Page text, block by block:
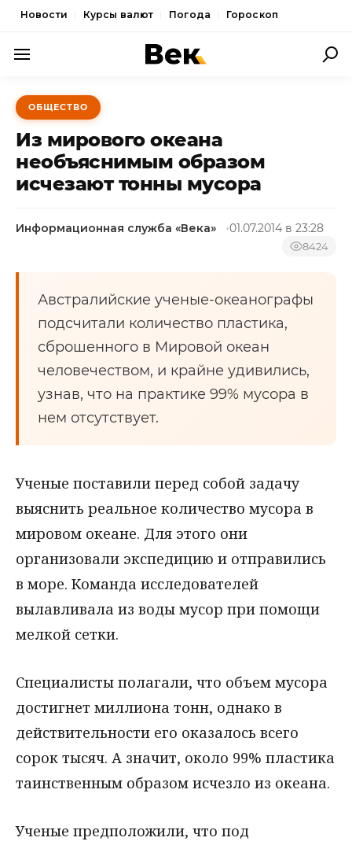
Новости Курсы валют Погода Гороскоп
ПОЛИТИКА
ЭКОНОМИКА
ОБЩЕСТВО
СПОРТ
ОБЩЕСТВО
Из мирового океана
необъяснимым образом
исчезают тонны мусора
Информационная служба «Века» 01.07.2014 в 23:28
8424
Австралийские ученые-океанографы
подсчитали количество пластика,
сброшенного в Мировой океан
человечеством, и крайне удивились,
узнав, что на практике 99% мусора в
нем отсутствует.
Ученые поставили перед собой задачу
выяснить реальное количество мусора в
мировом океане. Для этого они
организовали экспедицию и отправились
в море. Команда исследователей
вылавливала из воды мусор при помощи
мелкой сетки.
Специалисты полагали, что объем мусора
достигнет миллиона тонн, однако в
действительности его оказалось всего
сорок тысяч. А значит, около 99% пластика
таинственным образом исчезло из океана.
Ученые предположили, что под